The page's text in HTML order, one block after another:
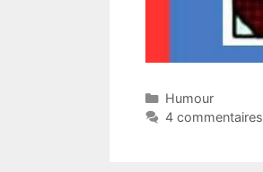
Catégories
Humour
4 commentaires